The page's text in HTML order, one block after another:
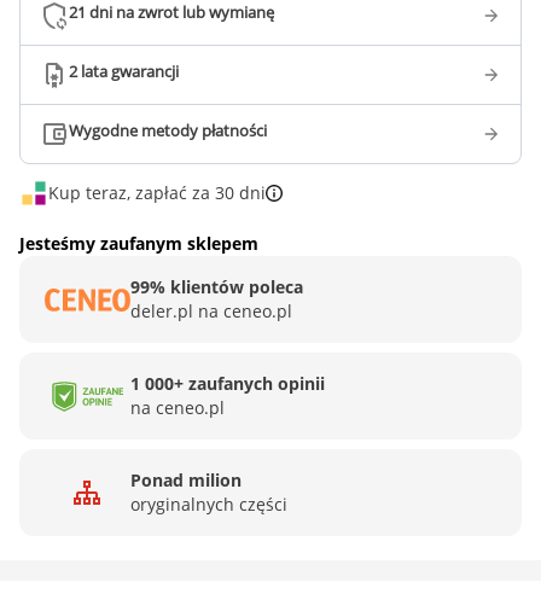
21 dni na zwrot lub wymianę
2 lata gwarancji
Wygodne metody płatności
Kup teraz, zapłać za 30 dni
Jesteśmy zaufanym sklepem
99% klientów poleca
deler.pl na ceneo.pl
1 000+ zaufanych opinii
na ceneo.pl
Ponad milion
oryginalnych części